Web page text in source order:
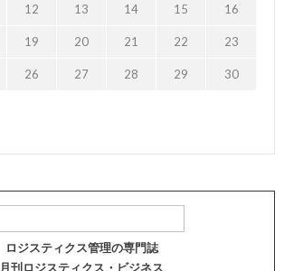
12 13 14 15 16
19 20 21 22 23
26 27 28 29 30
ロジスティクス管理の専門誌
月刊ロジスティクス・ビジネス